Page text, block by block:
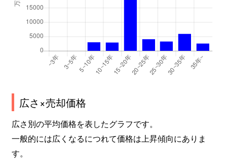
広さ×売却価格
広さ別の平均価格を表したグラフです。
一般的には広くなるにつれて価格は上昇傾向にありま
す。